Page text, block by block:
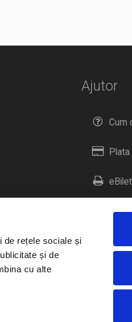
de rețele sociale și
și de
cu alte
Ajutor
Cum